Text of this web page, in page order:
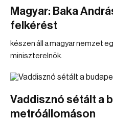
Magyar: Baka
felkérést
készen áll a magyar nemzet
miniszterelnök.
Vaddisznó sétált a
metróállomáson